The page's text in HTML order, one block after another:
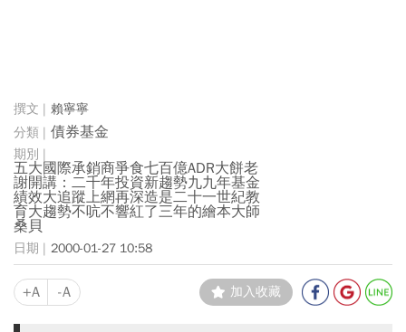
賴寧寧
債券基金
五大國際承銷商爭食七百億ADR大餅老
謝開講：二千年投資新趨勢九九年基金
績效大追蹤上網再深造是二十一世紀教
育大趨勢不吭不響紅了三年的繪本大師
桑貝
2000-01-27 10:58
+A -A 加入收藏